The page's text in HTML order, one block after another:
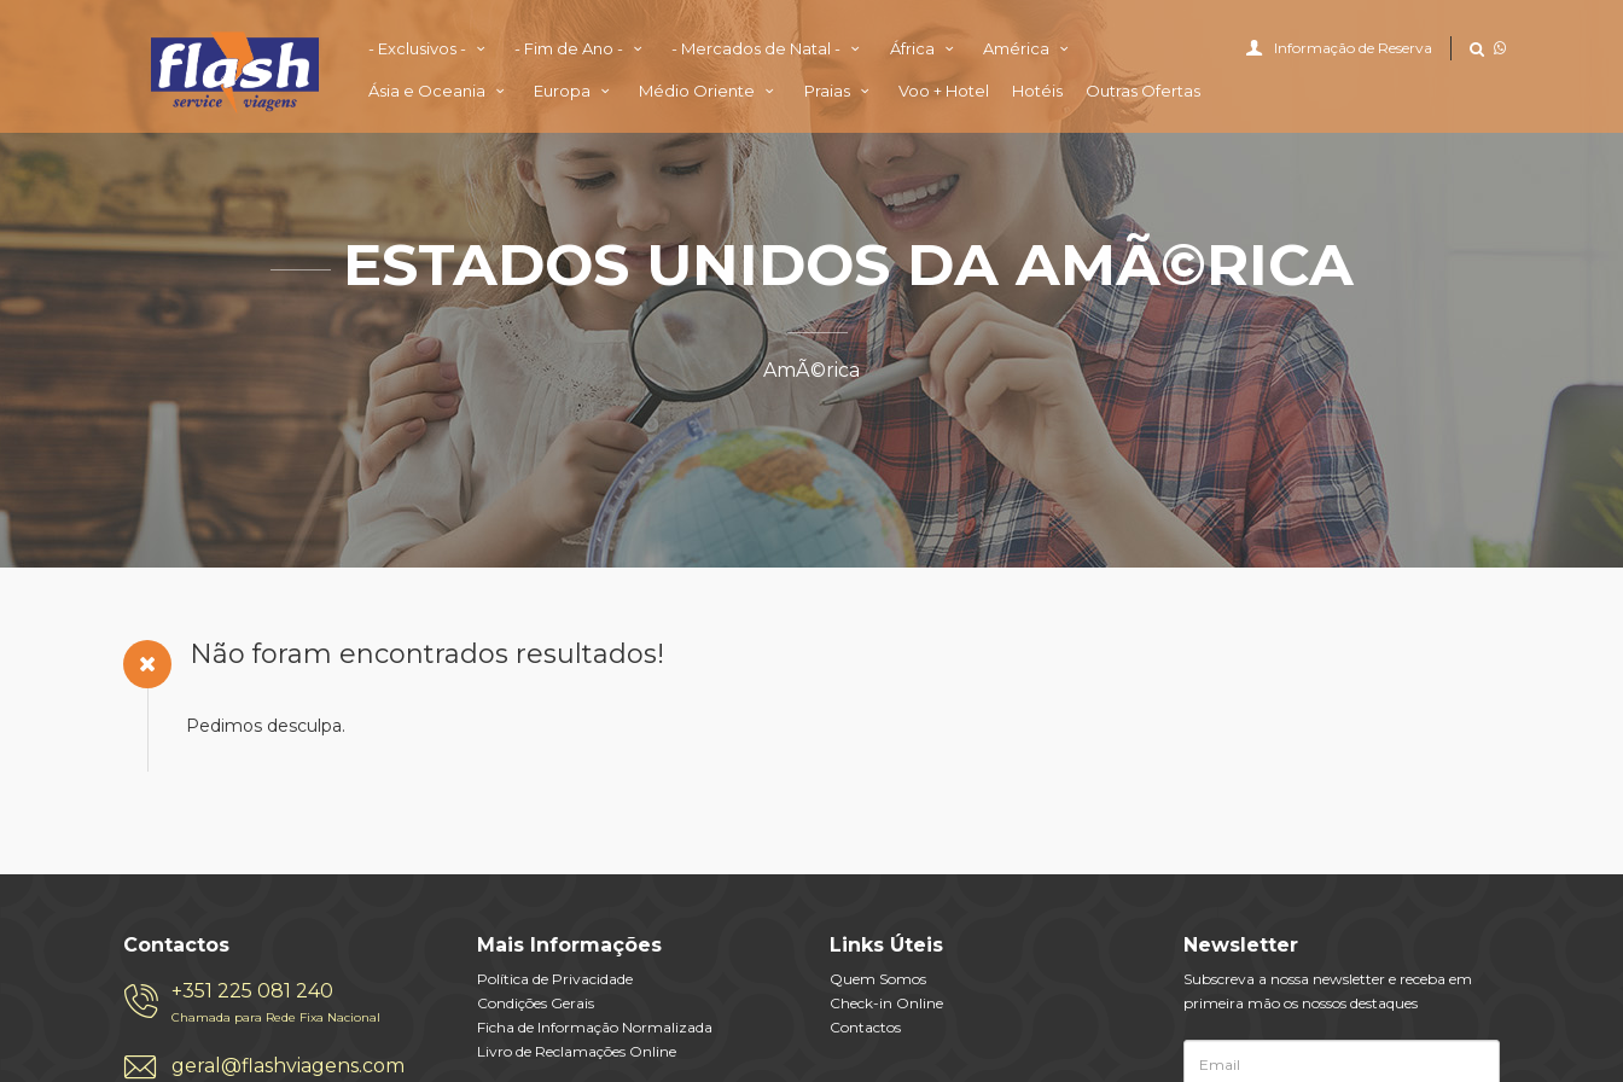
- Exclusivos - - Fim de Ano - - Mercados de Natal - África América
Ásia e Oceania Europa Médio Oriente Praias Voo + Hotel Hotéis Outras Ofertas
Informação de Reserva
ESTADOS UNIDOS DA AMÃ©RICA
AmÃ©rica
Não foram encontrados resultados!
Pedimos desculpa.
Contactos
+351 225 081 240
Chamada para Rede Fixa Nacional
geral@flashviagens.com
Mais Informações
Política de Privacidade
Condições Gerais
Ficha de Informação Normalizada
Livro de Reclamações Online
Links Úteis
Quem Somos
Check-in Online
Contactos
Newsletter
Subscreva a nossa newsletter e receba em
primeira mão os nossos destaques